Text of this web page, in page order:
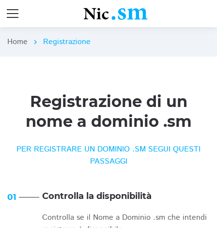
Home chevron_right Registrazione
Registrazione di un
nome a dominio .sm
PER REGISTRARE UN DOMINIO .SM SEGUI QUESTI
PASSAGGI
01 Controlla la disponibilità
Controlla se il Nome a Dominio .sm che intendi